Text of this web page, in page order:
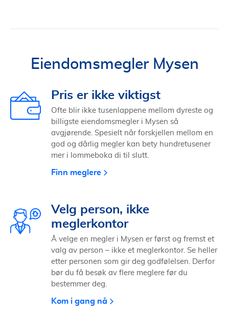
Eiendomsmegler Mysen
Pris er ikke viktigst
Ofte blir ikke tusenlappene mellom dyreste og
billigste eiendomsmegler i Mysen så
avgjørende. Spesielt når forskjellen mellom en
god og dårlig megler kan bety hundretusener
mer i lommeboka di til slutt.
Finn meglere
Velg person, ikke
meglerkontor
Å velge en megler i Mysen er først og fremst et
valg av person – ikke et meglerkontor. Se heller
etter personen som gir deg godfølelsen. Derfor
bør du få besøk av flere meglere før du
bestemmer deg.
Kom i gang nå